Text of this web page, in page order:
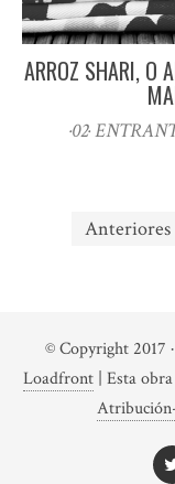
ARROZ SHARI, O
·02·
Paginación
Anteriores
© Copyright 2017
Loadfront Esta